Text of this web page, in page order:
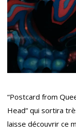
“Postcard from
Head” qui sortira
laisse découvrir ce